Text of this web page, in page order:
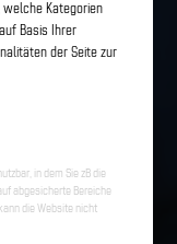
NOTFÄLLE
ODER
Kategorien
Basis Ihrer
der Seite zur
in dem Sie zB die
abgesicherte Bereiche
die Website nicht